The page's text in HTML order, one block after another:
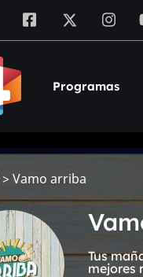
Programas
> Vamo arriba
Tus
mejores